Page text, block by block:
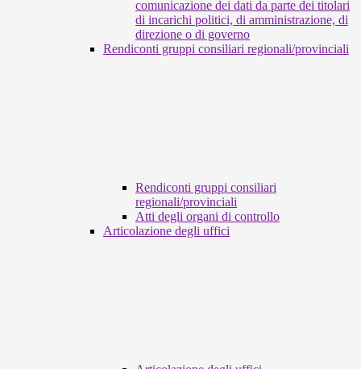
comunicazione dei dati da parte dei titolari
di incarichi politici, di amministrazione, di
direzione o di governo
Rendiconti gruppi consiliari regionali/provinciali
Rendiconti gruppi consiliari
regionali/provinciali
Atti degli organi di controllo
Articolazione degli uffici